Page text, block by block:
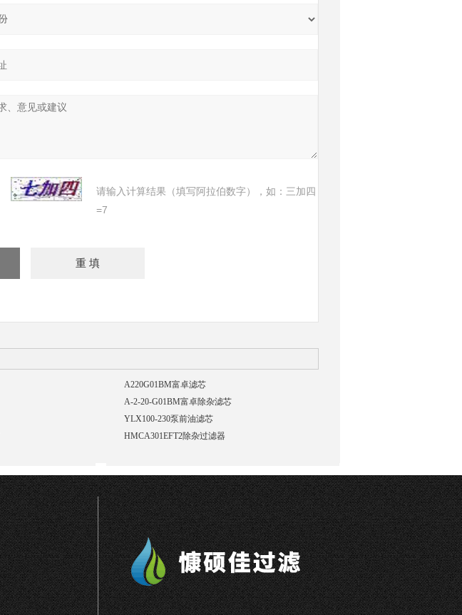
请输入计算结果（填写阿拉伯数字），如：三加四
=7
A220G01BM富卓滤芯
A-2-20-G01BM富卓除杂滤芯
YLX100-230泵前油滤芯
HMCA301EFT2除杂过滤器